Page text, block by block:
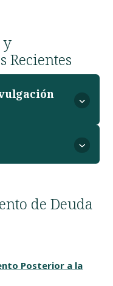
y
Recientes
de Deuda
Posterior a la